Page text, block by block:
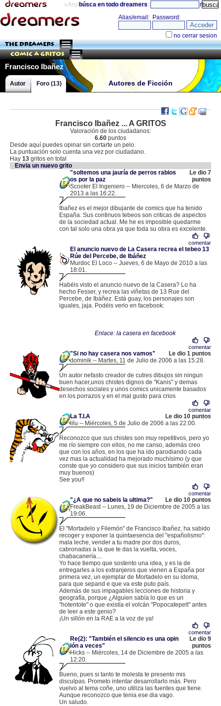
«Anything can happen and it probably will» directorio
búsca en todo dreamers
THE DREAMERS
Comic a Gritos
Francisco Ibañez
Autores de Ficción
Autor Foro (13)
Francisco Ibañez ... A GRITOS
Valoración de los ciudadanos:
6.60 puntos
Desde aquí puedes opinar sin cortarte un pelo.
La puntuación solo cuenta una vez por ciudadano.
Hay 13 gritos en total
Envia un nuevo grito
"soltemos una jauría de perros rabios
os por la paz
Le dio 7
puntos
Scooter El Ingeniero -- Miercoles, 6 de Marzo de
2013 a las 16:22.
Ibañez es el mejor dibujante de comics que ha tenido
España. Sus continuos tebeos son criticas de aspectos
de la sociedad actual. Me he es imposible quedarme
con tal solo una obra ya que toda su obra es excelente.
comentar
El anuncio nuevo de La Casera recrea el tebeo 13
Rúe del Percebe, de Ibáñez
Murdoc El Loco -- Jueves, 6 de Mayo de 2010 a las
18:01.
Habéis visto el anuncio nuevo de la Casera? Lo ha
hecho Fesser, y recrea las viñetas de 13 Rue del
Percebe, de Ibáñez. Está guay, los personajes son
iguales, jaja. Podéis verlo en facebook:
Enlace: la casera en facebook
comentar
"Si no hay casera nos vamos"
Le dio 1 puntos
dominik -- Martes, 11 de Julio de 2006 a las 15:28.
Un autor nefasto creador de cutres dibujos sin ningun
buen hacer,unos chistes dignos de "Kanis" y demas
desechos sociales y unos comics unicamente basados
en los porrazos y en el mal gusto para crios
comentar
La T.I.A
Le dio 10 puntos
lilu -- Miércoles, 5 de Julio de 2006 a las 22:00.
Reconozco que sus chistes son muy repetitivos, pero yo
me río siempre con ellos, no me canso, además creo
que con los años, en los que ha ido parodiando cada
vez mas la actualidad ha mejorado muchísimo (y que
conste que yo considero que sus inicios también eran
muy buenos)
See you!!
comentar
"¿A que no sabeis la ultima?"
Le dio 10 puntos
FreakBeast -- Lunes, 19 de Diciembre de 2005 a las
19:06.
El "Mortadelo y Filemón" de Francisco Ibañez, ha sabido
recoger y exponer la quintaesencia del "españolismo":
mala leche, vender a tu madre por dos duros,
cabronadas a la que te das la vuelta, voces,
chabacanería....
Yo hace tiempo que sostento una idea, y es la de
entregarles a los extranjeros que vienen a España por
primera vez, un ejemplar de Mortadelo en su idoma,
para que sepand e que va este puto país.
Además de sus impagables lecciones de historia y
geografía, porque ¿Alguien sabía lo que es un
"hotentote" o que existía el volcán "Popocatepelt" antes
de leer a este genio?
¡Un sillón en la RAE a la voz de ya!
comentar
Re(2): "También el silencio es una opin
ión a veces"
Le dio 9
puntos
Hicks -- Miércoles, 14 de Diciembre de 2005 a las
12:20.
Bueno, pues si tanto te molesta te presento mis
disculpas. Prometo intentar desarrollarlo más. Pero
vuelvo al tema coñe, uno utiliza las fuentes que tiene.
Aunque reconozco que tenia ese dia vago.
Un saludo.